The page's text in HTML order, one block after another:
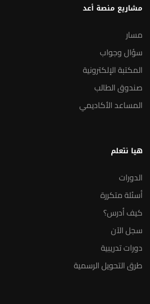
مشاريع منصة أعد
مسار
سؤال وجواب
المكتبة الإلكترونية
صندوق الطالب
المساعد الأكاديمي
هيا نتعلم
الدورات
أسئلة متكررة
كيف أدرس؟
سجل الآن
دورات تدريبية
طرق التحويل الرسمية